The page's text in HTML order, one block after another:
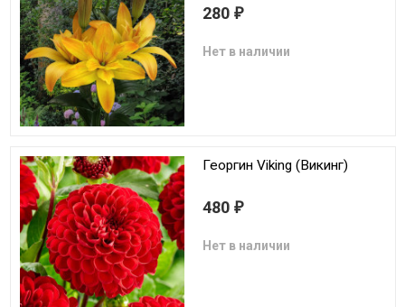
280 ₽
Нет в наличии
Георгин Viking (Викинг)
480 ₽
Нет в наличии